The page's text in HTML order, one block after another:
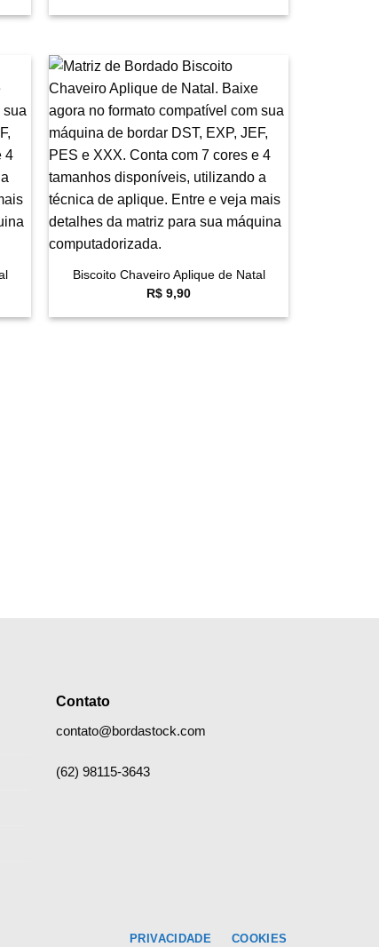
Biscoito Chaveiro Aplique de Natal
R$ 9,90
Contato
contato@bordastock.com
(62) 98115-3643
PRIVACIDADE COOKIES